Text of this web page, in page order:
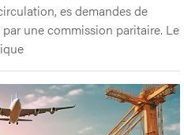
es demandes de
une commission paritaire. Le